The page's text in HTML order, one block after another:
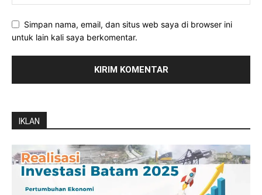
Simpan nama, email, dan situs web saya di browser ini
untuk lain kali saya berkomentar.
IKLAN